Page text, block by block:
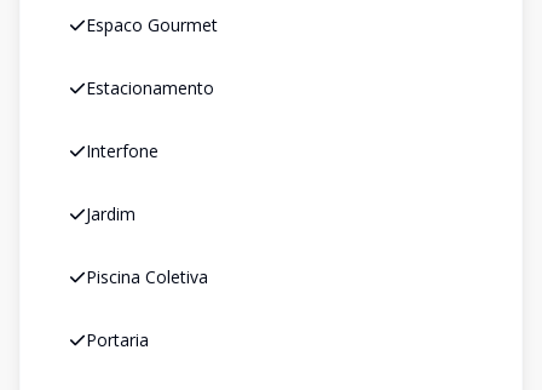
Espaco Gourmet
Estacionamento
Interfone
Jardim
Piscina Coletiva
Portaria